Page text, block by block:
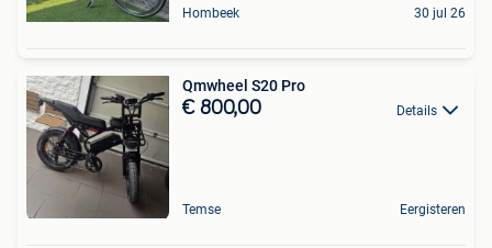
Hombeek 30 jul 26
Qmwheel S20 Pro
€ 800,00 Details
Temse Eergisteren